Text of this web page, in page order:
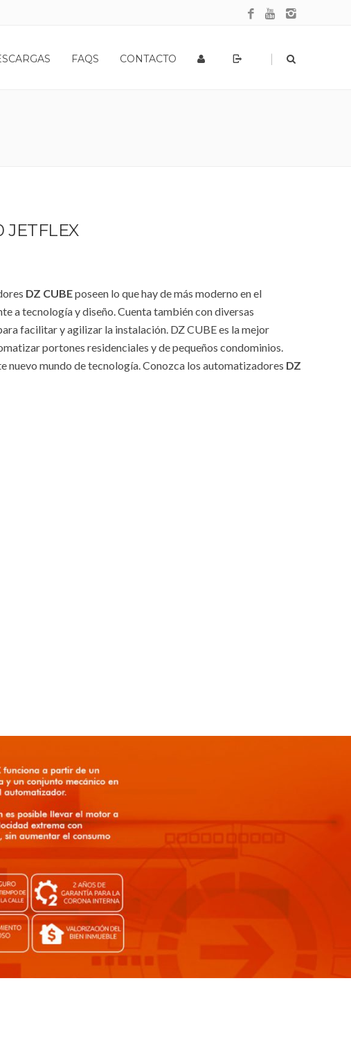
FAQS CONTACTO |
JETFLEX
DZ CUBEposeen lo que hay de más moderno en el
a tecnología y diseño. Cuenta también con diversas
facilitar y agilizar la instalación. DZ CUBE es la mejor
portones residenciales y de pequeños condominios.
nuevo mundo de tecnología. Conozca los automatizadores DZ